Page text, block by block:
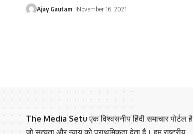
Ajay Gautam November 16, 2021
The Media Setu एक विश्वसनीय हिंदी समाचार पोर्टल है